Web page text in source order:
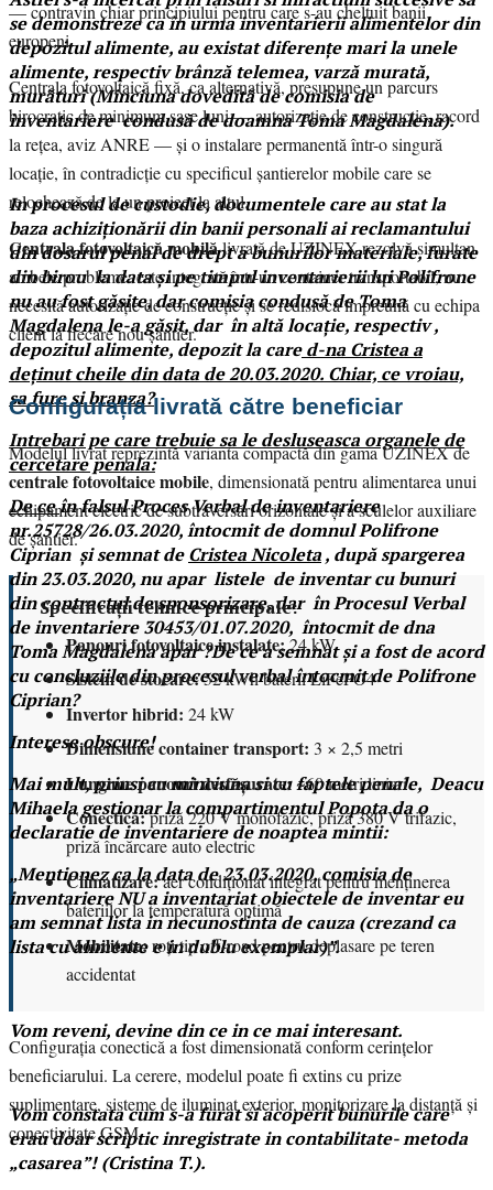
se demonstreze ca în urma inventarierii alimentelor din
depozitul alimente, au existat diferențe mari la unele
alimente, respectiv brânză telemea, varză murată,
murături (Minciuna dovedită de comisia de
inventariere condusă de doamna Toma Magdalena).
In procesul de custodie, documentele care au stat la
baza achiziționării din banii personali ai reclamantului
din dosarul penal de drept a bunurilor materiale, furate
din birou la data și pe timpul inventarierii lui Polifrone
nu au fost găsite, dar comisia condusă de Toma
Magdalena le-a găsit, dar în altă locație, respectiv ,
depozitul alimente, depozit la cared-na Cristea a
deținut cheile din data de 20.03.2020. Chiar, ce vroiau,
sa fure si branza?
Intrebari pe care trebuie sa le desluseasca organele de
cercetare penala:
De ceîn falsul Proces Verbal de inventariere
nr.25728/26.03.2020, întocmit de domnul Polifrone
Ciprian și semnat deCristea Nicoleta, după spargerea
din 23.03.2020, nu apar listele de inventar cu bunuri
din contractul de sponsorizare, dar în Procesul Verbal
de inventariere 30453/01.07.2020, întocmit de dna
Toma Magdalena apar ?De ce a semnat și a fost de acord
cu concluziile din procesul verbal întocmit de Polifrone
Ciprian?
Interese obscure!
Mai mult, prinsi cu minciuna si cu faptele penale, Deacu
Mihaela gestionar la compartimentul Popota da o
declaratie de inventariere de noaptea mintii:
„Mentionez ca la data de 23.03.2020, comisia de
inventariere NU a inventariat obiectele de inventar eu
am semnat lista in necunostinta de cauza (crezand ca
lista cu alimente e in dublu exemplar)”.
Vom reveni, devine din ce in ce mai interesant.
Vom constata cum s-a furat si acoperit bunurile care
erau doar scriptic inregistrate in contabilitate- metoda
„casarea”! (Cristina T.).
— contravin chiar principiului pentru care s-au cheltuit banii
europeni.
Centrala fotovoltaică fixă, ca alternativă, presupune un parcurs
birocratic de minimum șase luni — autorizație de construcție, racord
la rețea, aviz ANRE — și o instalare permanentă într-o singură
locație, în contradicție cu specificul șantierelor mobile care se
relochează de la un proiect la altul.
Centrala fotovoltaică mobilălivrată de UZINEX rezolvă simultan
ambele probleme: este integrată într-un container transportabil, nu
necesită autorizație de construcție și se redislocă împreună cu echipa
client la fiecare nou șantier.
Configurația livrată către beneficiar
Modelul livrat reprezintă varianta compactă din gama UZINEX de
centrale fotovoltaice mobile, dimensionată pentru alimentarea unui
echipament electric de subtraversări orizontale și a sculelor auxiliare
de șantier.
Specificații tehnice principale:
Panouri fotovoltaice instalate:24 kW
Sistem de stocare:52 kWh baterii LiFePO4
Invertor hibrid: 24 kW
Dimensiune container transport: 3 × 2,5 metri
Lungime panouri desfășurate:~60 metri liniari
Conectică:priză 220 V monofazic, priză 380 V trifazic,
priză încărcare auto electric
Climatizare:aer condiționat integrat pentru menținerea
bateriilor la temperatură optimă
Mobilitate:roți tip off-road pentru deplasare pe teren
accidentat
Configurația conectică a fost dimensionată conform cerințelor
beneficiarului. La cerere, modelul poate fi extins cu prize
suplimentare, sisteme de iluminat exterior, monitorizare la distanță și
conectivitate GSM.